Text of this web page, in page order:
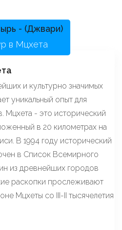
- (Джвари)
в Мцхета
и культурно значимых
уникальный опыт для
Мцхета - это исторический
в 20 километрах на
В 1994 году исторический
в Список Всемирного
из древнейших городов
раскопки прослеживают
Мцхеты со III-II тысячелетия